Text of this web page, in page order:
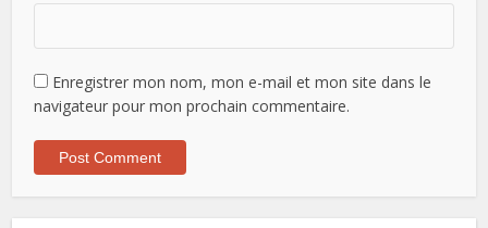
Enregistrer mon nom, mon e-mail et mon site dans le
navigateur pour mon prochain commentaire.